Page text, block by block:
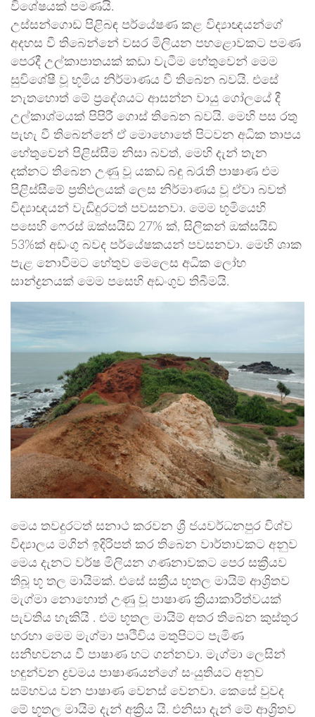
විශේෂයක් පමණයි.
උස්සන්ගොඩ පිළිබඳ පර්යේෂණ කළ විද්‍යාඥයන්ගේ
අදහස වී තිබෙන්නේ වසර මිලියන පහළොවකට පමණ
පෙරදී උල්කාපාතයක් කඩා වැටීම හේතුවෙන් මෙම
සුවිශේෂී වූ භූමිය නිර්මාණය වී තිබෙන බවයි. එසේ
නැතහොත් මේ ප්‍රදේශයට ආසන්න වායු ගෝලයේ දී
උල්කාශ්මයක් පිපිරී ගොස් තිබෙන බවයි. මෙහි පස රතු
පැහැ වී තිබෙන්නේ ඒ මොහොතේ පිටවන අධික තාපය
හේතුවෙන් පිළිස්සීම නිසා බවත්, මෙහි දැන් තැන
දක්නට තිබෙන උණු වූ යකඩ බඳු බරැති පාෂාණ එම
පිළිස්සීමේ ප්‍රතිඵලයක් ලෙස නිර්මාණය වූ ඒවා බවත්
විද්‍යාඥයන් වැඩිදුරටත් පවසනවා. මෙම භූමියෙහි
පසෙහි ෆෙරස් ඔක්සයිඩ් 27% ක්, සිලිකන් ඔක්සයිඩ්
53%ක් අඩංගු බවද පර්යේෂකයන් පවසනවා. මෙහි ශාක
පැළ නොවීමට හේතුව මෙලෙස අධික ලෝහ
සාන්ද්‍රනයක් මෙම පසෙහි අඩංගුව තිබීමයි.
මෙය තවදුරටත් සනාථ කරවන ශ්‍රී ජයවර්ධනපුර විශ්ව
විද්‍යාලය මගින් ඉදිරිපත් කර තිබෙන වාර්තාවකට අනුව
මෙය දැනට වර්ෂ මිලියන ගණනාවකට පෙර සක්‍රීයව
තිබූ භූ තල මායිමක්. එසේ සක්‍රීය භූතල මායිම් ආශ්‍රිතව
මැග්මා නොහොත් උණු වූ පාෂාණ ක්‍රියාකාරිත්වයක්
පැවතිය හැකියි . එම භූතල මායිම් අතර තිබෙන කුස්තූර
හරහා මෙම මැග්මා පෘථිවිය මතුපිටට පැමිණ
ඝනීභවනය වී පාෂාණ හට ගන්නවා. මැග්මා ලෙසින්
හඳුන්වන ද්‍රවමය පාෂාණයන්ගේ සංයුතියට අනුව
සම්භවය වන පාෂාණ වෙනස් වෙනවා. කෙසේ වුවද
මේ භූතල මායිම දැන් අක්‍රිය යි. එනිසා දැන් මේ ආශ්‍රිතව